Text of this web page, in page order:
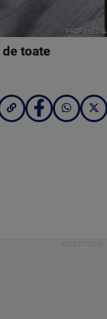
PROFIMEDIA
toate